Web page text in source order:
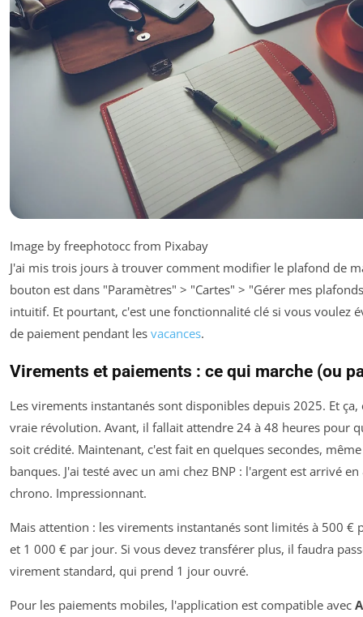
Image by freephotocc from Pixabay
J'ai mis trois jours à trouver comment modifier le plafond de
bouton est dans "Paramètres" > "Cartes" > "Gérer mes
intuitif. Et pourtant, c'est une fonctionnalité clé si vous voulez
de paiement pendant les vacances.
Virements et paiements : ce qui marche (ou
Les virements instantanés sont disponibles depuis 2025. Et ça,
vraie révolution. Avant, il fallait attendre 24 à 48 heures pour
soit crédité. Maintenant, c'est fait en quelques secondes,
banques. J'ai testé avec un ami chez BNP : l'argent est arrivé en
chrono. Impressionnant.
Mais attention : les virements instantanés sont limités à 500 €
et 1 000 € par jour. Si vous devez transférer plus, il faudra
virement standard, qui prend 1 jour ouvré.
Pour les paiements mobiles, l'application est compatible avec